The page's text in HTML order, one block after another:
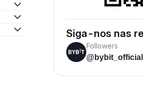
Siga-nos nas
Followers
@bybit_official